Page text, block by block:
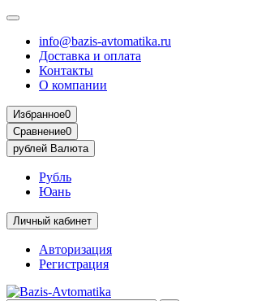
info@bazis-avtomatika.ru
Доставка и оплата
Контакты
О компании
Избранное0
Сравнение0
рублей Валюта
Рубль
Юань
Личный кабинет
Авторизация
Регистрация